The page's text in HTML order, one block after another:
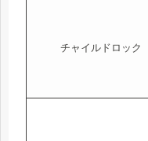
チャイルドロック